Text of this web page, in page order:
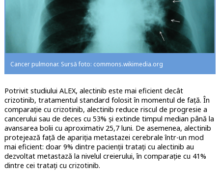
Cancer pulmonar. Sursă foto: commons.wikimedia.org
Potrivit studiului ALEX, alectinib este mai eficient decât
crizotinib, tratamentul standard folosit în momentul de față. În
comparație cu crizotinib, alectinib reduce riscul de progresie a
cancerului sau de deces cu 53% și extinde timpul median până la
avansarea bolii cu aproximativ 25,7 luni. De asemenea, alectinib
protejează față de apariția metastazei cerebrale într-un mod
mai eficient: doar 9% dintre pacienții tratați cu alectinib au
dezvoltat metastază la nivelul creierului, în comparație cu 41%
dintre cei tratați cu crizotinib.